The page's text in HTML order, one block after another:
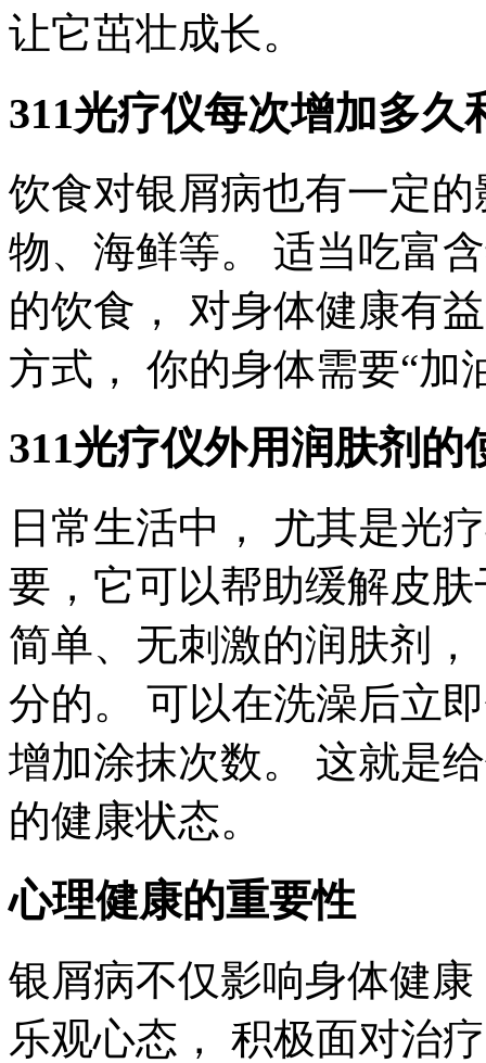
让它茁壮成长。
311光疗仪每次增加多久
饮食对银屑病也有一定
物、海鲜等。 适当吃富
的饮食， 对身体健康有
方式， 你的身体需要“加
311光疗仪外用润肤剂的
日常生活中， 尤其是光
要，它可以帮助缓解皮
简单、无刺激的润肤剂
分的。 可以在洗澡后立
增加涂抹次数。 这就是
的健康状态。
心理健康的重要性
银屑病不仅影响身体健
乐观心态， 积极面对治